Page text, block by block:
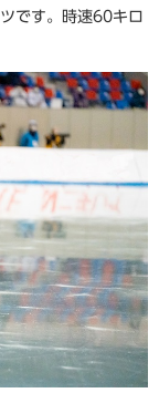
です。時速60キロ